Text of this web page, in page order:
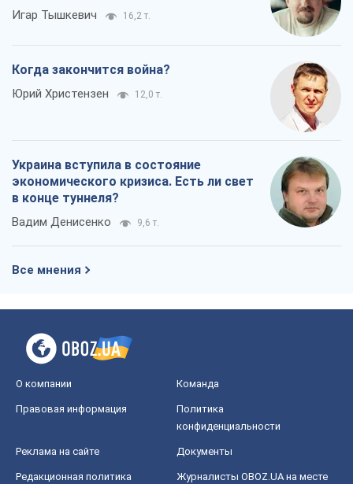
Игар Тышкевич 16,2 т.
Когда закончится война?
Юрий Христензен 12,0 т.
Украина вступила в состояние
экономического кризиса. Есть ли свет
в конце туннеля?
Вадим Денисенко 9,6 т.
Все мнения
О компании Команда
Правовая информация
Политика
конфиденциальности
Реклама на сайте Документы
Редакционная политика
Журналисты OBOZ.UA на месте